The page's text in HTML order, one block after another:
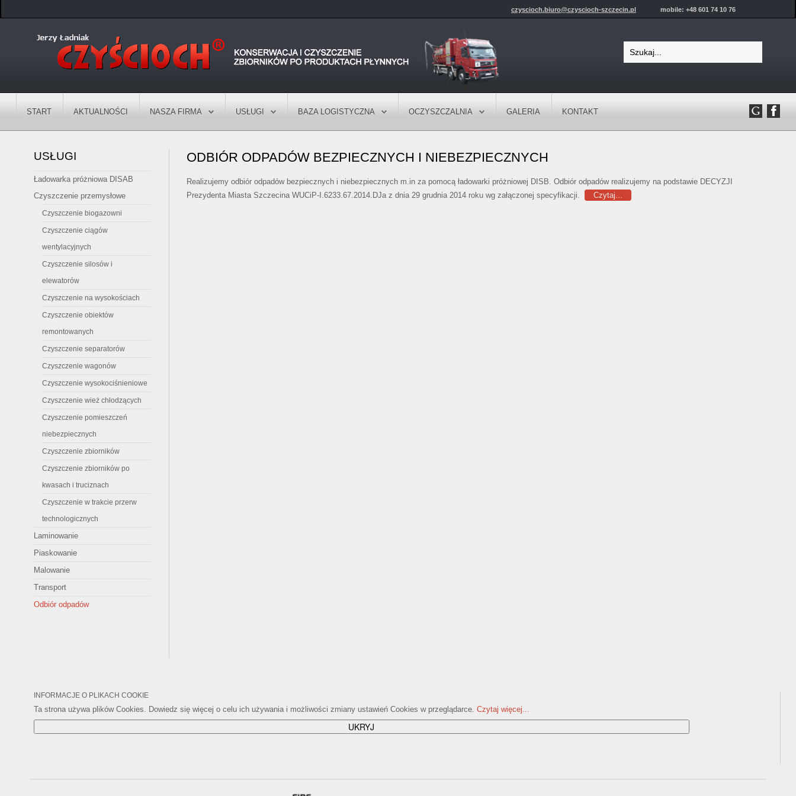
czyscioch.biuro@czyscioch-szczecin.pl mobile: +48 601 74 10 76
START AKTUALNOŚCI NASZA FIRMA USŁUGI BAZA LOGISTYCZNA OCZYSZCZALNIA GALERIA KONTAKT
ODBIÓR ODPADÓW BEZPIECZNYCH I NIEBEZPIECZNYCH
Realizujemy odbiór odpadów bezpiecznych i niebezpiecznych m.in za pomocą ładowarki próżniowej DISB. Odbiór odpadów realizujemy na podstawie DECYZJI
Prezydenta Miasta Szczecina WUCiP-I.6233.67.2014.DJa z dnia 29 grudnia 2014 roku wg załączonej specyfikacji.
Czytaj...
USŁUGI
Ładowarka próżniowa DISAB
Czyszczenie przemysłowe
Czyszczenie biogazowni
Czyszczenie ciągów
wentylacyjnych
Czyszczenie silosów i
elewatorów
Czyszczenie na wysokościach
Czyszczenie obiektów
remontowanych
Czyszczenie separatorów
Czyszczenie wagonów
Czyszczenie wysokociśnieniowe
Czyszczenie wież chłodzących
Czyszczenie pomieszczeń
niebezpiecznych
Czyszczenie zbiorników
Czyszczenie zbiorników po
kwasach i truciznach
Czyszczenie w trakcie przerw
technologicznych
Laminowanie
Piaskowanie
Malowanie
Transport
Odbiór odpadów
INFORMACJE O PLIKACH COOKIE
Ta strona używa plików Cookies. Dowiedz się więcej o celu ich używania i możliwości zmiany ustawień Cookies w przeglądarce. Czytaj więcej...